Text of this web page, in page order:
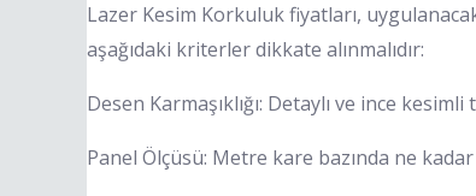
Lazer Kesim Korkuluk fiyatları,
aşağıdaki kriterler dikkate alınmalıdır:
Desen Karmaşıklığı: Detaylı ve ince
Panel Ölçüsü: Metre kare bazında ne